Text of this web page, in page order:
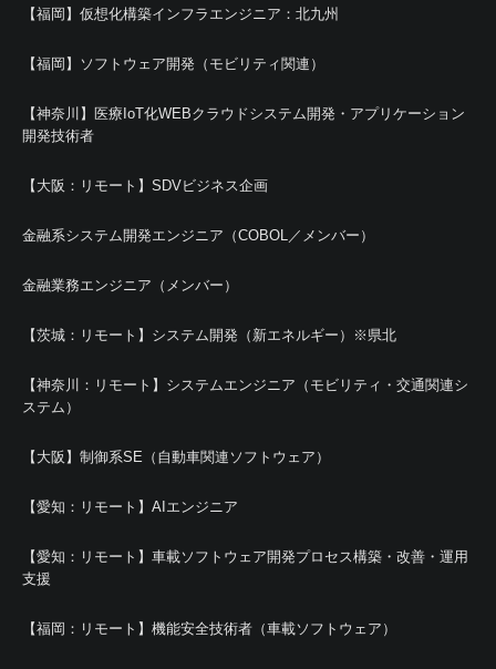
【福岡】仮想化構築インフラエンジニア：北九州
【福岡】ソフトウェア開発（モビリティ関連）
【神奈川】医療IoT化WEBクラウドシステム開発・アプリケーション
開発技術者
【大阪：リモート】SDVビジネス企画
金融系システム開発エンジニア（COBOL／メンバー）
金融業務エンジニア（メンバー）
【茨城：リモート】システム開発（新エネルギー）※県北
【神奈川：リモート】システムエンジニア（モビリティ・交通関連シ
ステム）
【大阪】制御系SE（自動車関連ソフトウェア）
【愛知：リモート】AIエンジニア
【愛知：リモート】車載ソフトウェア開発プロセス構築・改善・運用
支援
【福岡：リモート】機能安全技術者（車載ソフトウェア）